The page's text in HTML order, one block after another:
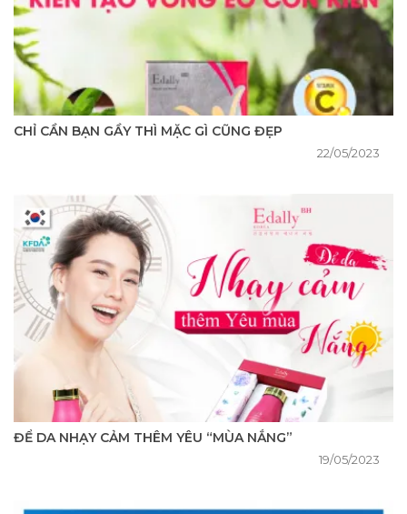
CHỈ CẦN BẠN GẦY THÌ MẶC GÌ CŨNG ĐẸP
22/05/2023
ĐỂ DA NHẠY CẢM THÊM YÊU “MÙA NẮNG”
19/05/2023